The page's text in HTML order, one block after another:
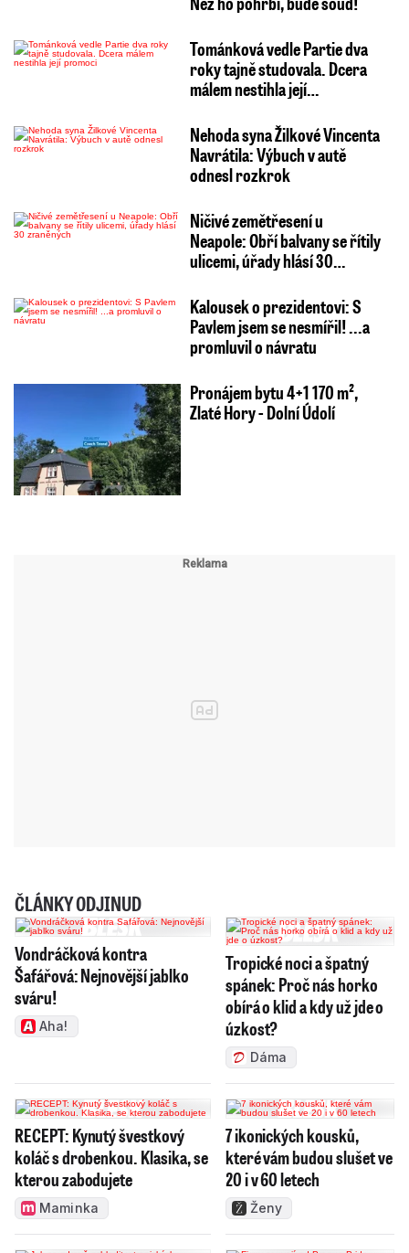
Tománková vedle Partie dva
roky tajně studovala. Dcera
málem nestihla její…
Nehoda syna Žilkové Vincenta
Navrátila: Výbuch v autě
odnesl rozkrok
Ničivé zemětřesení u
Neapole: Obří balvany se řítily
ulicemi, úřady hlásí 30…
Kalousek o prezidentovi: S
Pavlem jsem se nesmířil! ...a
promluvil o návratu
Pronájem bytu 4+1 170 m²,
Zlaté Hory - Dolní Údolí
ČLÁNKY ODJINUD
Vondráčková kontra
Šafářová: Nejnovější jablko
sváru!
Aha!
Tropické noci a špatný
spánek: Proč nás horko
obírá o klid a kdy už jde o
úzkost?
Dáma
RECEPT: Kynutý švestkový
koláč s drobenkou. Klasika, se
kterou zabodujete
Maminka
7 ikonických kousků,
které vám budou slušet ve
20 i v 60 letech
Ženy